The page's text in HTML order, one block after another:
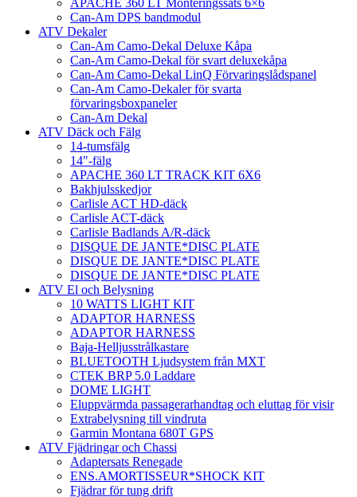
Can-Am DPS bandmodul
ATV Dekaler
Can-Am Camo-Dekal Deluxe Kåpa
Can-Am Camo-Dekal för svart deluxekåpa
Can-Am Camo-Dekal LinQ Förvaringslådspanel
Can-Am Camo-Dekaler för svarta
förvaringsboxpaneler
Can-Am Dekal
ATV Däck och Fälg
14-tumsfälg
14″-fälg
APACHE 360 LT TRACK KIT 6X6
Bakhjulsskedjor
Carlisle ACT HD-däck
Carlisle ACT-däck
Carlisle Badlands A/R-däck
DISQUE DE JANTE*DISC PLATE
DISQUE DE JANTE*DISC PLATE
DISQUE DE JANTE*DISC PLATE
ATV El och Belysning
10 WATTS LIGHT KIT
ADAPTOR HARNESS
ADAPTOR HARNESS
Baja-Helljusstrålkastare
BLUETOOTH Ljudsystem från MXT
CTEK BRP 5.0 Laddare
DOME LIGHT
Eluppvärmda passagerarhandtag och eluttag för visir
Extrabelysning till vindruta
Garmin Montana 680T GPS
ATV Fjädringar och Chassi
Adaptersats Renegade
ENS.AMORTISSEUR*SHOCK KIT
Fjädrar för tung drift